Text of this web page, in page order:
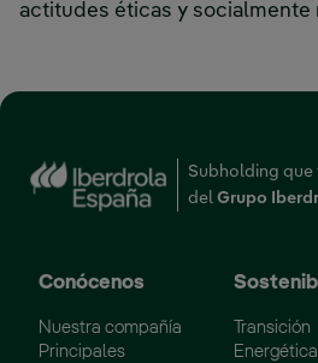
actitudes éticas y socialmente
Subholding que
del Grupo
Conócenos
Nuestra compañía
Principales
Transición
Energética